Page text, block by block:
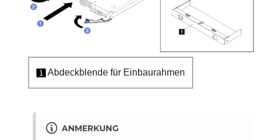
1 Abdeckblende für Einbaurahmen
ANMERKUNG